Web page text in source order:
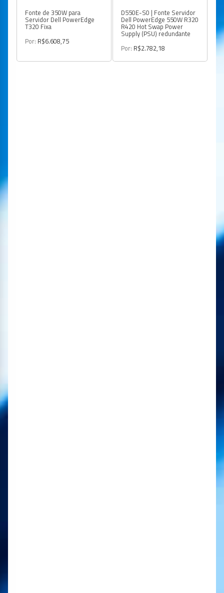
Fonte de 350W para
Servidor Dell PowerEdge
T320 Fixa
Por: R$6.608,75
D550E-S0 | Fonte Servidor
Dell PowerEdge 550W R320
R420 Hot Swap Power
Supply (PSU) redundante
Por: R$2.782,18